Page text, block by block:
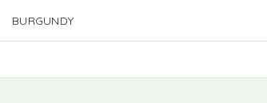
BURGUNDY